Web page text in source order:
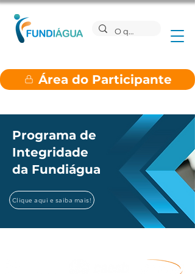
Área do Participante
Programa de
Integridade
da Fundiágua
Clique aqui e saiba mais!